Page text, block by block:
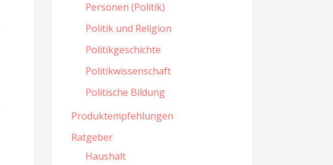
Personen (Politik)
Politik und Religion
Politikgeschichte
Politikwissenschaft
Politische Bildung
Produktempfehlungen
Ratgeber
Haushalt